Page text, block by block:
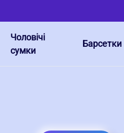
Чоловічі
сумки
Барсетки